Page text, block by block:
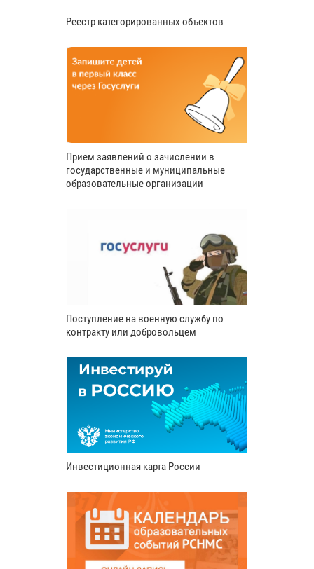
Реестр категорированных объектов
Прием заявлений о зачислении в
государственные и муниципальные
образовательные организации
Поступление на военную службу по
контракту или добровольцем
Инвестиционная карта России